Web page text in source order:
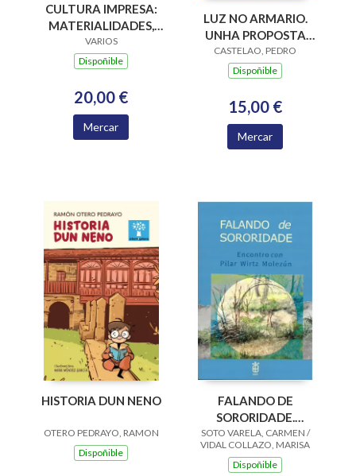
CULTURA IMPRESA:
MATERIALIDADES,
PARADIGMAS E
RETOS EPISTÉMICOS
VARIOS
Dispoñible
20,00 €
Mercar
LUZ NO ARMARIO.
UNHA PROPOSTA
PARA SUPERAR A
HOMOFOBIA E A
IGREXA
CASTELAO, PEDRO
Dispoñible
15,00 €
Mercar
HISTORIA DUN NENO
OTERO PEDRAYO, RAMON
Dispoñible
FALANDO DE
SORORIDADE.
ENCONTRO CON
PILAR WIRTZ
MOLEZUN
SOTO VARELA, CARMEN /
VIDAL COLLAZO, MARISA
Dispoñible